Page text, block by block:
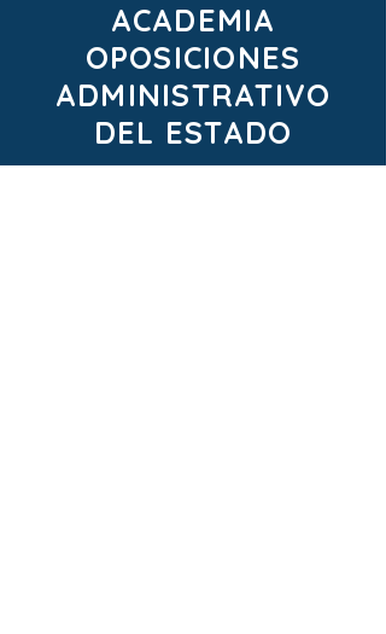
ACADEMIA
OPOSICIONES
ADMINISTRATIVO
DEL ESTADO